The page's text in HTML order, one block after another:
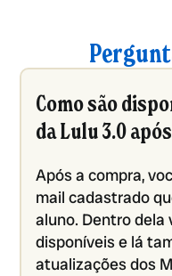
Como são
da Lulu 3.0
Após a compra,
mail cadastrado
aluno. Dentro dela
disponíveis e lá
atualizações dos